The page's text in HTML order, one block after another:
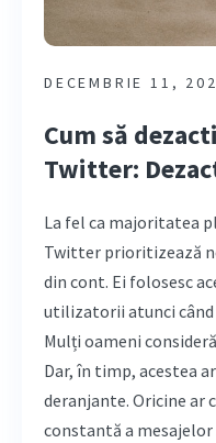
DECEMBRIE 11,
Cum să
Twitter:
La fel ca majoritatea
Twitter prioritizează
din cont. Ei folosesc
utilizatorii atunci
Mulți oameni
Dar, în timp, acestea
deranjante. Oricine ar
constantă a